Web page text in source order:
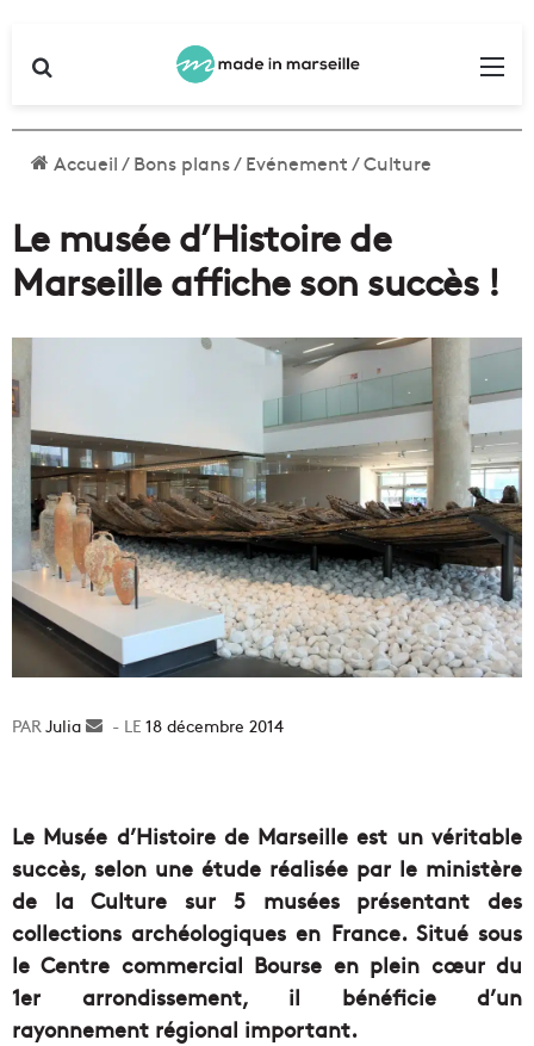
Accueil/Bons plans/Evénement/Culture
Le musée d’Histoire de
Marseille affiche son succès !
Julia
Envoyer18 décembre 2014
Le Musée d’Histoire de Marseille est un véritable
succès, selon une étude réalisée par le ministère
de la Culture sur 5 musées présentant des
collections archéologiques en France. Situé sous
le Centre commercial Bourse en plein cœur du
1er arrondissement, il bénéficie d’un
rayonnement régional important.